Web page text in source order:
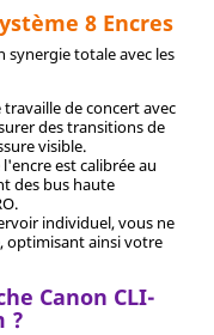
8 Encres
synergie totale avec les
travaille de concert avec
des transitions de
visible.
est calibrée au
des bus haute
individuel, vous ne
optimisant ainsi votre
Canon CLI-
?